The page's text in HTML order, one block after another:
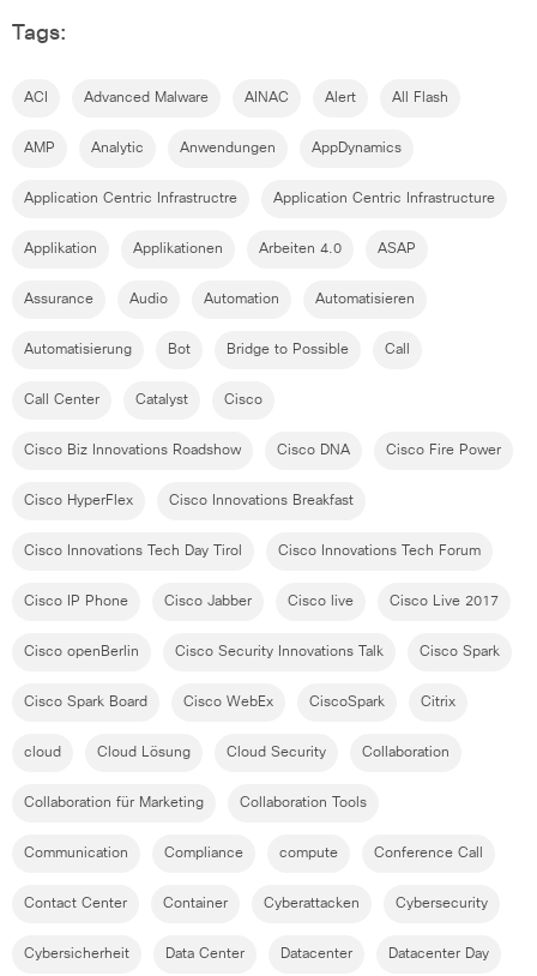
Tags:
ACI Advanced Malware AINAC Alert All Flash
AMP Analytic Anwendungen AppDynamics
Application Centric Infrastructre Application Centric Infrastructure
Applikation Applikationen Arbeiten 4.0 ASAP
Assurance Audio Automation Automatisieren
Automatisierung Bot Bridge to Possible Call
Call Center Catalyst Cisco
Cisco Biz Innovations Roadshow Cisco DNA Cisco Fire Power
Cisco HyperFlex Cisco Innovations Breakfast
Cisco Innovations Tech Day Tirol Cisco Innovations Tech Forum
Cisco IP Phone Cisco Jabber Cisco live Cisco Live 2017
Cisco openBerlin Cisco Security Innovations Talk Cisco Spark
Cisco Spark Board Cisco WebEx CiscoSpark Citrix
cloud Cloud Lösung Cloud Security Collaboration
Collaboration für Marketing Collaboration Tools
Communication Compliance compute Conference Call
Contact Center Container Cyberattacken Cybersecurity
Cybersicherheit Data Center Datacenter Datacenter Day